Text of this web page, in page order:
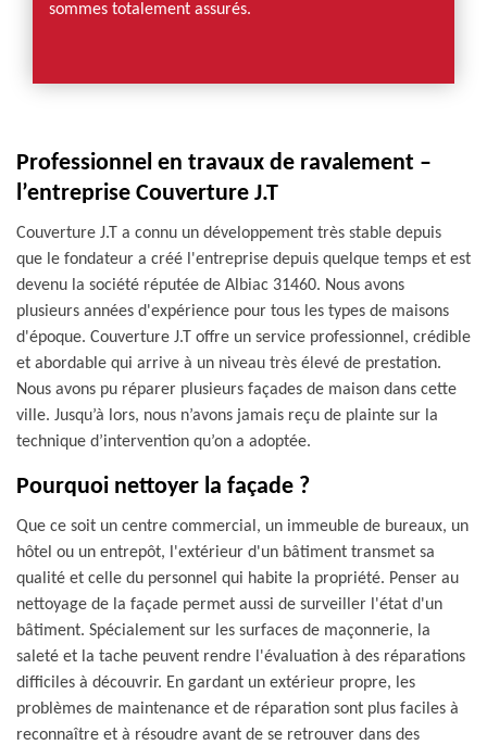
sommes totalement assurés.
Professionnel en travaux de ravalement –
l’entreprise Couverture J.T
Couverture J.T a connu un développement très stable depuis
que le fondateur a créé l'entreprise depuis quelque temps et est
devenu la société réputée de Albiac 31460. Nous avons
plusieurs années d'expérience pour tous les types de maisons
d'époque. Couverture J.T offre un service professionnel, crédible
et abordable qui arrive à un niveau très élevé de prestation.
Nous avons pu réparer plusieurs façades de maison dans cette
ville. Jusqu’à lors, nous n’avons jamais reçu de plainte sur la
technique d’intervention qu’on a adoptée.
Pourquoi nettoyer la façade ?
Que ce soit un centre commercial, un immeuble de bureaux, un
hôtel ou un entrepôt, l'extérieur d'un bâtiment transmet sa
qualité et celle du personnel qui habite la propriété. Penser au
nettoyage de la façade permet aussi de surveiller l'état d'un
bâtiment. Spécialement sur les surfaces de maçonnerie, la
saleté et la tache peuvent rendre l'évaluation à des réparations
difficiles à découvrir. En gardant un extérieur propre, les
problèmes de maintenance et de réparation sont plus faciles à
reconnaître et à résoudre avant de se retrouver dans des